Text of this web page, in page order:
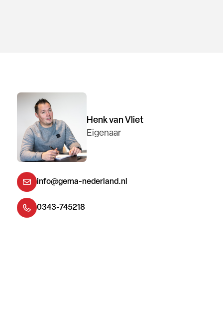
Henk van Vliet
Eigenaar
info@gema-nederland.nl
0343-745218